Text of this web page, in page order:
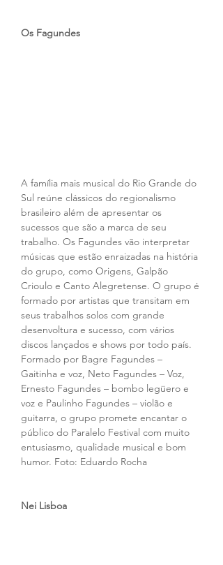
Os Fagundes
A família mais musical do Rio Grande do
Sul reúne clássicos do regionalismo
brasileiro além de apresentar os
sucessos que são a marca de seu
trabalho. Os Fagundes vão interpretar
músicas que estão enraizadas na história
do grupo, como Origens, Galpão
Crioulo e Canto Alegretense. O grupo é
formado por artistas que transitam em
seus trabalhos solos com grande
desenvoltura e sucesso, com vários
discos lançados e shows por todo país.
Formado por Bagre Fagundes –
Gaitinha e voz, Neto Fagundes – Voz,
Ernesto Fagundes – bombo legüero e
voz e Paulinho Fagundes – violão e
guitarra, o grupo promete encantar o
público do Paralelo Festival com muito
entusiasmo, qualidade musical e bom
humor. Foto: Eduardo Rocha
Nei Lisboa